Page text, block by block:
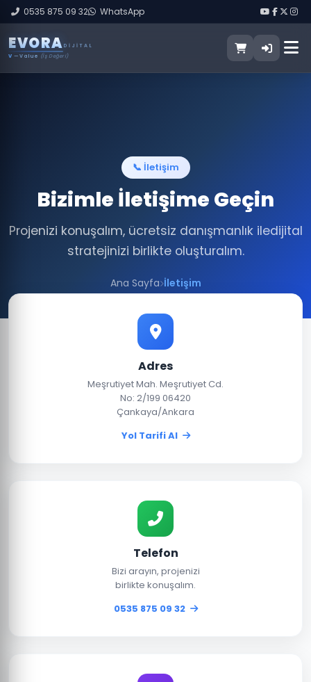
0535 875 09 32 WhatsApp
EVORA DIJITAL
V — Value (İş Değeri)
📞 İletişim
Bizimle İletişime Geçin
Projenizi konuşalım, ücretsiz danışmanlık iledijital
stratejinizi birlikte oluşturalım.
Ana Sayfa İletişim
Adres
Meşrutiyet Mah. Meşrutiyet Cd.
No: 2/199 06420
Çankaya/Ankara
Yol Tarifi Al
Telefon
Bizi arayın, projenizi
birlikte konuşalım.
0535 875 09 32